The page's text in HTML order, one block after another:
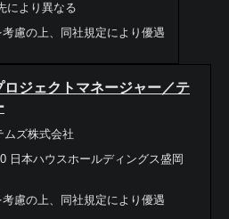
により異なる
慮の上、同社規定により優遇
ロジェクトマネージャー／テ
ムズ株式会社
日本ハウスホールディングス盛岡
慮の上、同社規定により優遇